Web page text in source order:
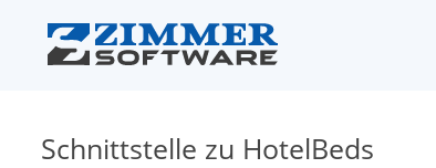
Schnittstelle zu HotelBeds